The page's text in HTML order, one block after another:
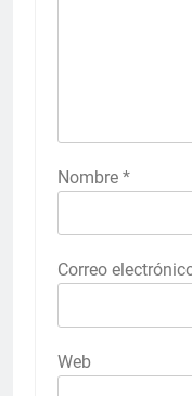
Nombre *
Correo
Web